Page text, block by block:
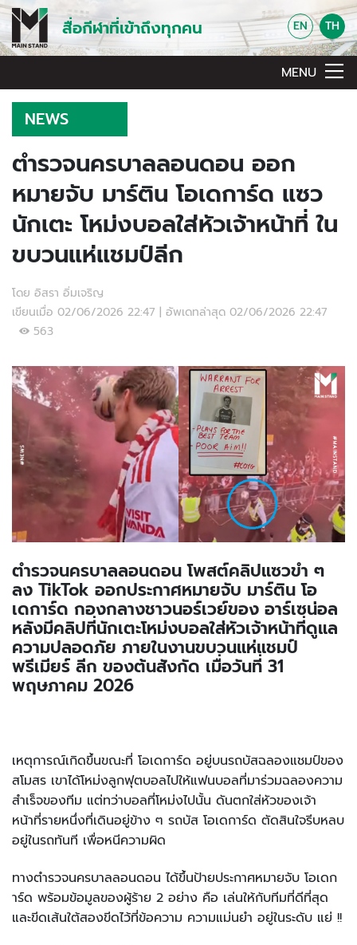
สื่อกีฬาที่เข้าถึงทุกคน EN TH
MENU
NEWS
ตำรวจนครบาลลอนดอน ออก
หมายจับ มาร์ติน โอเดการ์ด แซว
นักเตะ โหม่งบอลใส่หัวเจ้าหน้าที่ ใน
ขบวนแห่แชมป์ลีก
โดย อิสรา อิ่มเจริญ
เขียนเมื่อ 02/06/2026 22:47 | อัพเดทล่าสุด 02/06/2026 22:47
563
ตำรวจนครบาลลอนดอน โพสต์คลิปแซวขำ ๆ
ลง TikTok ออกประกาศหมายจับ มาร์ติน โอ
เดการ์ด กองกลางชาวนอร์เวย์ของ อาร์เซน่อล
หลังมีคลิปที่นักเตะโหม่งบอลใส่หัวเจ้าหน้าที่ดูแล
ความปลอดภัย ภายในงานขบวนแห่แชมป์
พรีเมียร์ ลีก ของต้นสังกัด เมื่อวันที่ 31
พฤษภาคม 2026
เหตุการณ์เกิดขึ้นขณะที่ โอเดการ์ด อยู่บนรถบัสฉลองแชมป์ของ
สโมสร เขาได้โหม่งลูกฟุตบอลไปให้แฟนบอลที่มาร่วมฉลองความ
สำเร็จของทีม แต่ทว่าบอลที่โหม่งไปนั้น ดันตกใส่หัวของเจ้า
หน้าที่รายหนึ่งที่เดินอยู่ข้าง ๆ รถบัส โอเดการ์ด ตัดสินใจรีบหลบ
อยู่ในรถทันที เพื่อหนีความผิด
ทางตำรวจนครบาลลอนดอน ได้ขึ้นป้ายประกาศหมายจับ โอเดก
าร์ด พร้อมข้อมูลของผู้ร้าย 2 อย่าง คือ เล่นให้กับทีมที่ดีที่สุด
และขีดเส้นใต้สองขีดไว้ที่ข้อความ ความแม่นยำ อยู่ในระดับ แย่ !!